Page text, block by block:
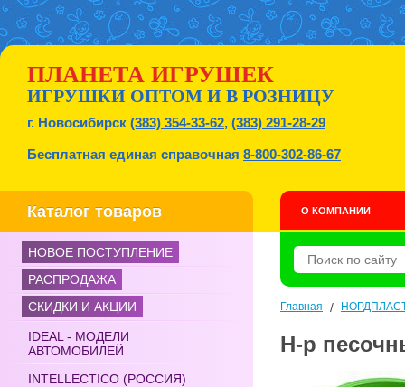
ПЛАНЕТА ИГРУШЕК
ИГРУШКИ ОПТОМ И В РОЗНИЦУ
г. Новосибирск (383) 354-33-62, (383) 291-28-29
Бесплатная единая справочная 8-800-302-86-67
Каталог товаров О КОМПАНИИ
НОВОЕ ПОСТУПЛЕНИЕ
РАСПРОДАЖА
СКИДКИ И АКЦИИ
IDEAL - МОДЕЛИ
АВТОМОБИЛЕЙ
INTELLECTICO (РОССИЯ)
Главная /
Н-р